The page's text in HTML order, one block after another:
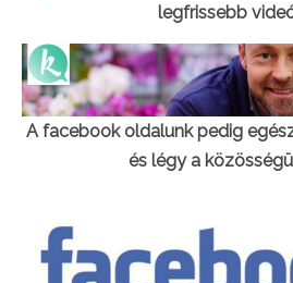
legfrissebb
A facebook oldalunk pedig
és légy a